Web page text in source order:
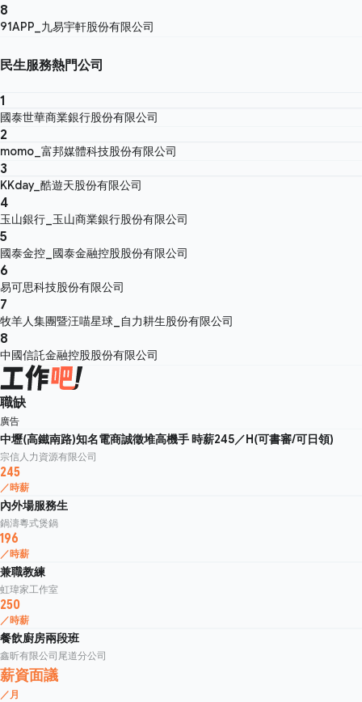
8
91APP_九易宇軒股份有限公司
民生服務熱門公司
1
國泰世華商業銀行股份有限公司
2
momo_富邦媒體科技股份有限公司
3
KKday_酷遊天股份有限公司
4
玉山銀行_玉山商業銀行股份有限公司
5
國泰金控_國泰金融控股股份有限公司
6
易可思科技股份有限公司
7
牧羊人集團暨汪喵星球_自力耕生股份有限公司
8
中國信託金融控股股份有限公司
職缺
廣告
中壢(高鐵南路)知名電商誠徵堆高機手 時薪245／H(可書審/可日領)
宗信人力資源有限公司
245
／時薪
內外場服務生
鍋濤粵式煲鍋
196
／時薪
兼職教練
虹瑋家工作室
250
／時薪
餐飲廚房兩段班
鑫昕有限公司尾道分公司
薪資面議
／月